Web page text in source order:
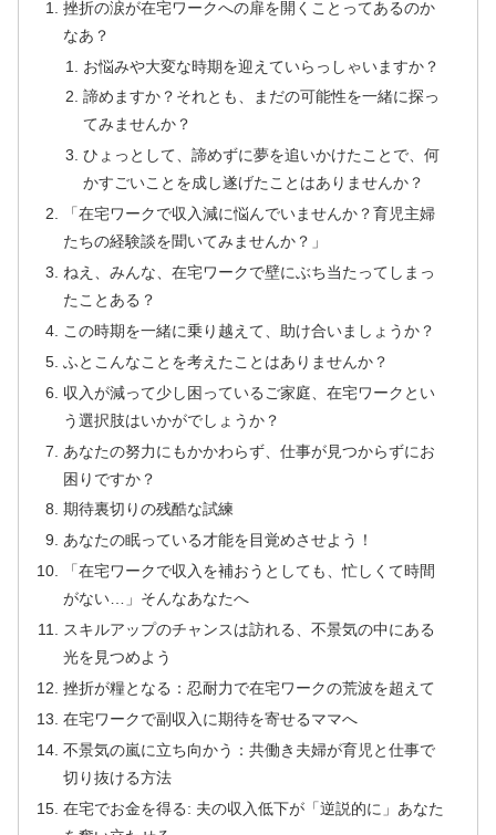
挫折の涙が在宅ワークへの扉を開くことってあるのか
なあ？
お悩みや大変な時期を迎えていらっしゃいますか？
諦めますか？それとも、まだの可能性を一緒に探っ
てみませんか？
ひょっとして、諦めずに夢を追いかけたことで、何
かすごいことを成し遂げたことはありませんか？
「在宅ワークで収入減に悩んでいませんか？育児主婦
たちの経験談を聞いてみませんか？」
ねえ、みんな、在宅ワークで壁にぶち当たってしまっ
たことある？
この時期を一緒に乗り越えて、助け合いましょうか？
ふとこんなことを考えたことはありませんか？
収入が減って少し困っているご家庭、在宅ワークとい
う選択肢はいかがでしょうか？
あなたの努力にもかかわらず、仕事が見つからずにお
困りですか？
期待裏切りの残酷な試練
あなたの眠っている才能を目覚めさせよう！
「在宅ワークで収入を補おうとしても、忙しくて時間
がない…」そんなあなたへ
スキルアップのチャンスは訪れる、不景気の中にある
光を見つめよう
挫折が糧となる：忍耐力で在宅ワークの荒波を超えて
在宅ワークで副収入に期待を寄せるママへ
不景気の嵐に立ち向かう：共働き夫婦が育児と仕事で
切り抜ける方法
在宅でお金を得る: 夫の収入低下が「逆説的に」あなた